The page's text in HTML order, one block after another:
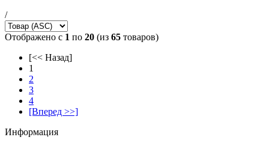
/
Отображено с 1 по 20 (из 65 товаров)
[<< Назад]
1
2
3
4
[Вперед >>]
Информация